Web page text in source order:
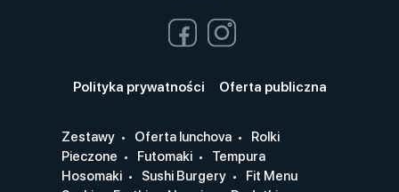
Polityka prywatności Oferta publiczna
Zestawy Oferta lunchova
Rolki
Pieczone
Futomaki
Tempura
Hosomaki
Sushi Burgery
Fit Menu